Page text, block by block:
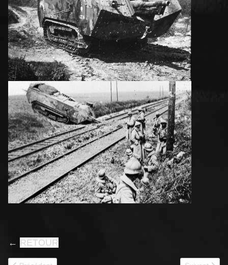
← RETOUR